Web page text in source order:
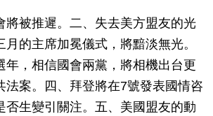
將被推遲。二、失去美方盟友的光
的主席加冕儀式，將黯淡無光。
年，相信國會兩黨，將相機出台更
法案。四、拜登將在7號發表國情咨
否生變引關注。五、美國盟友的動